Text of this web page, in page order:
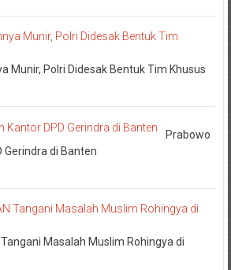
Munir, Polri Didesak Bentuk Tim Khusus
Prabowo
Gerindra di Banten
Masalah Muslim Rohingya di